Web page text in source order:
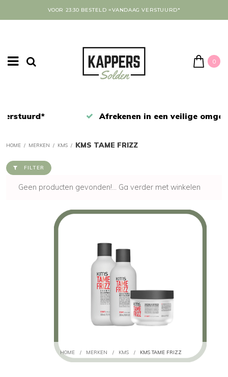
VOOR 23:30 BESTELD =VANDAAG VERSTUURD*
0
Afrekenen in een veilige omgeving
HOME / MERKEN / KMS / KMS TAME FRIZZ
FILTER
Geen producten gevonden!... Ga verder met winkelen
HOME / MERKEN / KMS / KMS TAME FRIZZ